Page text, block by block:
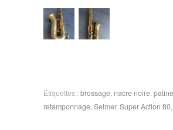
Étiquettes :brossage, nacre noire,patine
retamponnage,Selmer,Super Action 80,